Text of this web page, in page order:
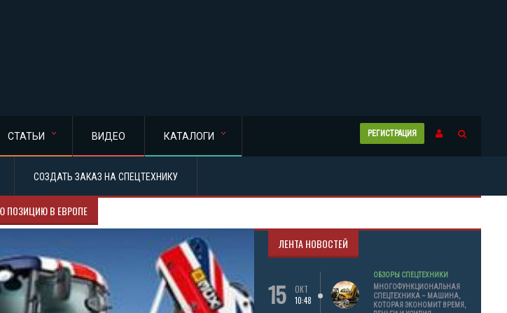
РЕГИСТРАЦИЯ
СТАТЬИ ВИДЕО КАТАЛОГИ
СОЗДАТЬ ЗАКАЗ НА СПЕЦТЕХНИКУ
ПОЗИЦИЮ В ЕВРОПЕ
ЛЕНТА НОВОСТЕЙ
15
ОКТ
10:48
ОБЗОРЫ СПЕЦТЕХНИКИ
МНОГОФУНКЦИОНАЛЬНАЯ
СПЕЦТЕХНИКА – МАШИНА,
КОТОРАЯ ЭКОНОМИТ ВРЕМЯ,